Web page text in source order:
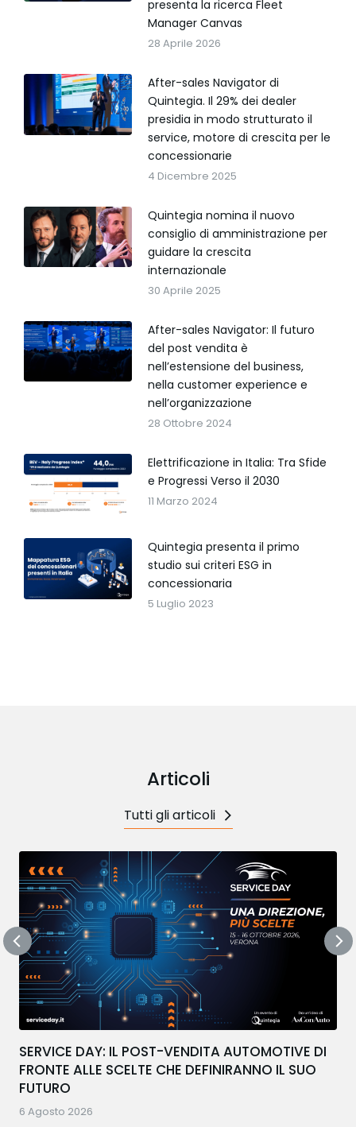
presenta la ricerca Fleet
Manager Canvas
28 Aprile 2026
After-sales Navigator di
Quintegia. Il 29% dei dealer
presidia in modo strutturato il
service, motore di crescita per le
concessionarie
4 Dicembre 2025
Quintegia nomina il nuovo
consiglio di amministrazione per
guidare la crescita
internazionale
30 Aprile 2025
After-sales Navigator: Il futuro
del post vendita è
nell’estensione del business,
nella customer experience e
nell’organizzazione
28 Ottobre 2024
Elettrificazione in Italia: Tra Sfide
e Progressi Verso il 2030
11 Marzo 2024
Quintegia presenta il primo
studio sui criteri ESG in
concessionaria
5 Luglio 2023
Articoli
Tutti gli articoli
SERVICE DAY: IL POST-VENDITA AUTOMOTIVE DI
FRONTE ALLE SCELTE CHE DEFINIRANNO IL SUO
FUTURO
6 Agosto 2026